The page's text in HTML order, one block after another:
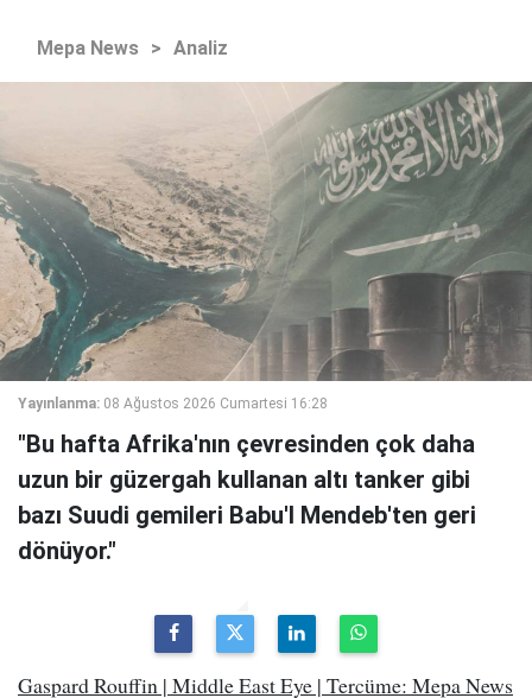
Mepa News > Analiz
Yayınlanma: 08 Ağustos 2026 Cumartesi 16:28
"Bu hafta Afrika'nın çevresinden çok daha
uzun bir güzergah kullanan altı tanker gibi
bazı Suudi gemileri Babu'l Mendeb'ten geri
dönüyor."
Gaspard Rouffin | Middle East Eye | Tercüme: Mepa News